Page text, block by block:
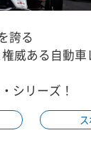
誇る
威ある自動車
シリーズ！